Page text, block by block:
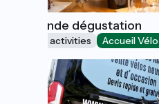
La grande dégustation
Sports activities Accueil Vélo